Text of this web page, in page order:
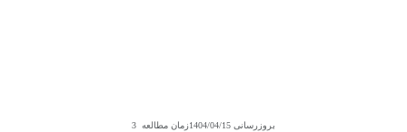
بروزرسانی 1404/04/15زمان مطالعه